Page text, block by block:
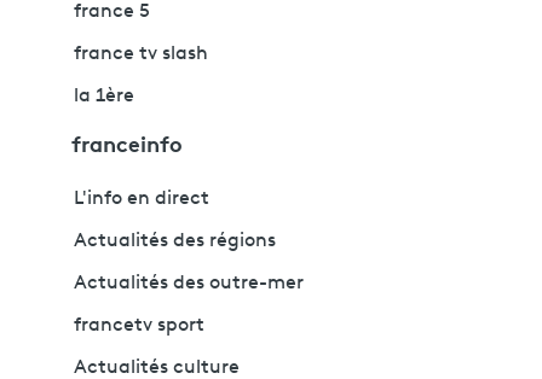
france 5
france tv slash
la 1ère
franceinfo
L'info en direct
Actualités des régions
Actualités des outre-mer
francetv sport
Actualités culture